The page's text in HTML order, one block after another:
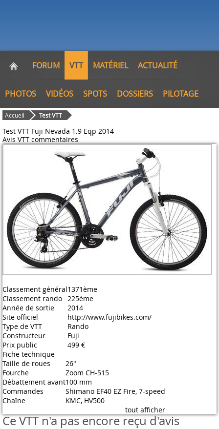
FORUM VTT MATÉRIEL ACTUALITÉ
PHOTOS VIDÉOS SPOTS DOSSIERS PILOTAGE
Accueil Test VTT
Test VTT Fuji Nevada 1.9 Eqp 2014
Avis VTT commentaires
Classement général1371ème
Classement rando 225ème
Année de sortie
2014
Site officiel
http://www.fujibikes.com/
Type de VTT
Rando
Constructeur
Fuji
Prix public
499 €
Fiche technique
Taille de roues
26"
Fourche
Zoom CH-515
Débattement avant100 mm
Commandes
Shimano EF40 EZ Fire, 7-speed
Chaîne
KMC, HV500
tout afficher
Ce VTT n'a pas encore reçu d'avis